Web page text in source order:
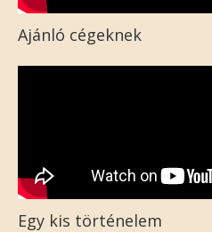
Ajánló cégeknek
Egy kis történelem